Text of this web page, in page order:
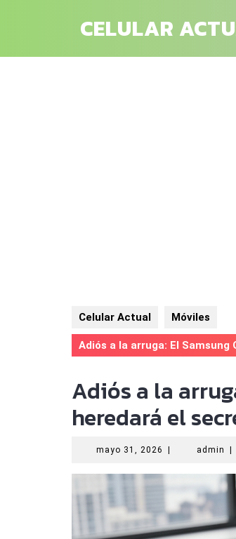
CELULAR
Celular Actual Móviles
Adiós a la arruga: El
Adiós a la
heredará el
mayo 31, 2026 mayo
2026
admin